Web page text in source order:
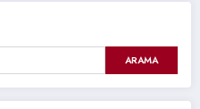
ARAMA